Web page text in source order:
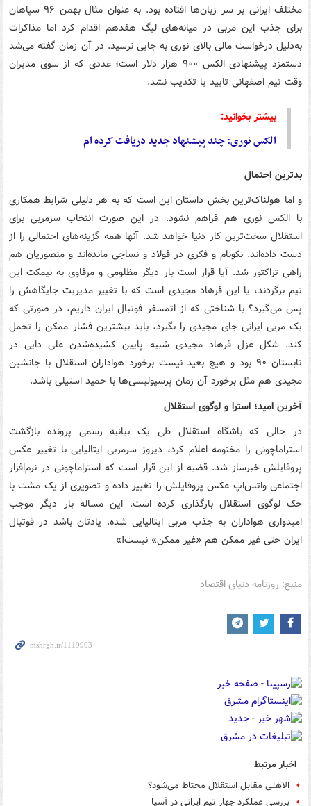
مختلف ایرانی بر سر زبان‌ها افتاده بود. به‌ عنوان مثال بهمن ۹۶ سپاهان
برای جذب این مربی در میانه‌های لیگ هفدهم اقدام کرد اما مذاکرات
به‌دلیل درخواست مالی بالای نوری به جایی نرسید. در آن زمان گفته می‌شد
دستمزد پیشنهادی الکس ۹۰۰ هزار دلار است؛ عددی که از سوی مدیران
وقت تیم اصفهانی تایید یا تکذیب نشد.
بیشتر بخوانید:
الکس نوری: چند پیشنهاد جدید دریافت کرده ام
بدترین احتمال
و اما هولناک‌ترین بخش داستان این است که به هر دلیلی شرایط همکاری
با الکس نوری هم فراهم نشود. در این صورت انتخاب سرمربی برای
استقلال سخت‌ترین کار دنیا خواهد شد. آنها همه گزینه‌های احتمالی را از
دست داده‌اند. نکونام و فکری در فولاد و نساجی مانده‌اند و منصوریان هم
راهی تراکتور شد. آیا قرار است بار دیگر مظلومی و مرفاوی به نیمکت این
تیم برگردند، یا این فرهاد مجیدی است که با تغییر مدیریت جایگاهش را
پس می‌گیرد؟ با شناختی که از اتمسفر فوتبال ایران داریم، در صورتی‌ که
یک مربی ایرانی جای مجیدی را بگیرد، باید بیشترین فشار ممکن را تحمل
کند. شکل عزل فرهاد مجیدی شبیه پایین کشیده‌شدن علی دایی در
تابستان ۹۰ بود و هیچ بعید نیست برخورد هواداران استقلال با جانشین
مجیدی هم مثل برخورد آن زمان پرسپولیسی‌ها با حمید استیلی باشد.
آخرین امید؛ استرا و لوگوی استقلال
در حالی که باشگاه استقلال طی یک بیانیه رسمی پرونده بازگشت
استراماچونی را مختومه اعلام کرد، دیروز سرمربی ایتالیایی با تغییر عکس
پروفایلش خبرساز شد. قضیه از این قرار است که استراماچونی در نرم‌افزار
اجتماعی واتس‌اپ عکس پروفایلش را تغییر داده و تصویری از یک مشت با
حک لوگوی استقلال بارگذاری کرده است. این مساله بار دیگر موجب
امیدواری هواداران به جذب مربی ایتالیایی شده. یادتان باشد در فوتبال
ایران حتی غیر ممکن هم «غیر ممکن» نیست!»
منبع: روزنامه دنیای اقتصاد
اخبار مرتبط
الاهلی مقابل استقلال محتاط می‌شود؟
بررسی عملکرد چهار تیم ایرانی در آسیا